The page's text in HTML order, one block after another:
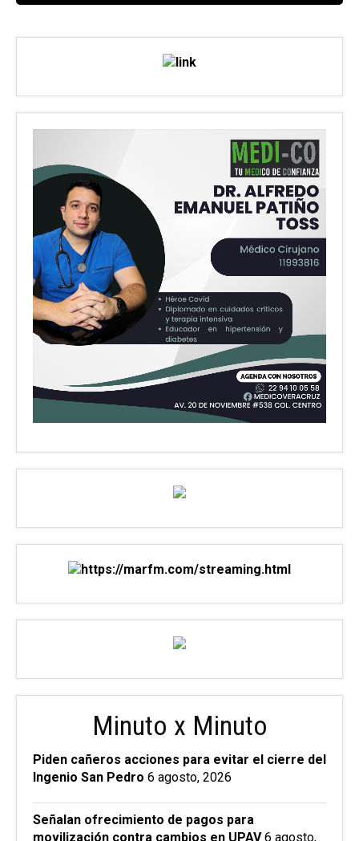
Minuto x Minuto
Piden cañeros acciones para evitar el cierre del
Ingenio San Pedro 6 agosto, 2026
Señalan ofrecimiento de pagos para
movilización contra cambios en UPAV 6 agosto,